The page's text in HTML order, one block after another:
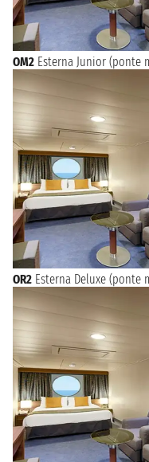
OM2 Esterna Junior (ponte
OR2 Esterna Deluxe (ponte